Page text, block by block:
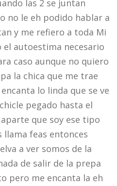
las 2 se juntan
no le eh podido hablar a
y me refiero a toda Mi
autoestima necesario
caso aunque no quiero
la chica que me trae
lo linda que se ve
pegado hasta el
que soy ese tipo
llama feas entonces
a ver somos de la
de salir de la prepa
pero me encanta la eh